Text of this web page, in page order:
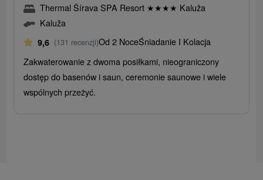
Thermal Šírava SPA Resort ★★★★ Kaluža
Kaluža
9,6 (131 recenzji)Od 2 NoceŚniadanie I Kolacja
Zakwaterowanie z dwoma posiłkami, nieograniczony
dostęp do basenów i saun, ceremonie saunowe i wiele
wspólnych przeżyć.